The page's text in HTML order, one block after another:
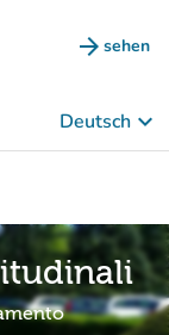
arrow_forward sehen
(new
Deutsch keyboard_arrow_down